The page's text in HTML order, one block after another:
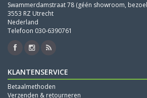
Swammerdamstraat 78 (géén showroom,
3553 RZ Utrecht
Nederland
Telefoon 030-6390761
KLANTENSERVICE
Betaalmethoden
Verzenden & retourneren